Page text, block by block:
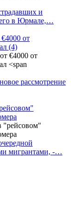
и
в Юрмале,…
от
(4)
рассмотрение
мигрантами, -…